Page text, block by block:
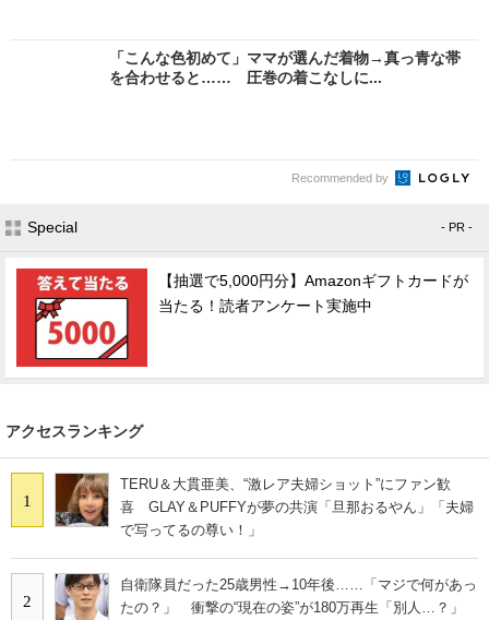
「こんな色初めて」ママが選んだ着物→真っ青な帯
を合わせると…… 圧巻の着こなしに...
Recommended by
Special - PR -
【抽選で5,000円分】Amazonギフトカードが
当たる！読者アンケート実施中
アクセスランキング
1
TERU＆大貫亜美、“激レア夫婦ショット”にファン歓
喜 GLAY＆PUFFYが夢の共演「旦那おるやん」「夫婦
で写ってるの尊い！」
2
自衛隊員だった25歳男性→10年後……「マジで何があっ
たの？」 衝撃の“現在の姿”が180万再生「別人…？」